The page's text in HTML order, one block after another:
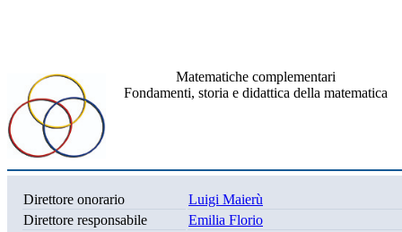
Matematiche complementari
Fondamenti, storia e didattica della matematica
Direttore onorario
Luigi Maierù
Direttore responsabile
Emilia Florio